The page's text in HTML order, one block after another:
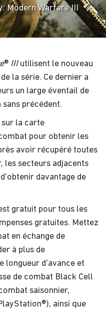
Modern Warfare III
® IIIutilisent le nouveau
la série. Ce dernier a
un large éventail de
précédent.
sur la carte
pour obtenir les
avoir récupéré toutes
les secteurs adjacents
davantage de
gratuit pour tous les
gratuites. Mettez
en échange de
à plus de
longueur d'avance et
de combat Black Cell
saisonnier,
ainsi que